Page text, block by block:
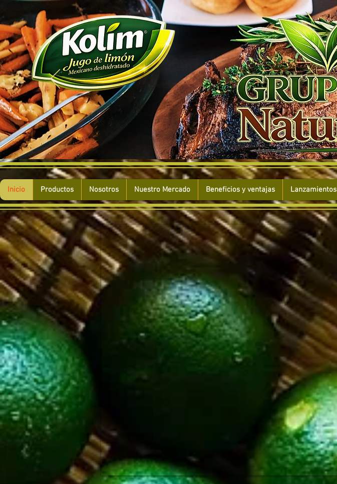
Inicio Productos Nosotros Nuestro Mercado Beneficios y ventajas Lanzamientos